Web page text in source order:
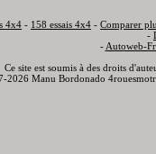
4x4 - 158 essais 4x4 - Comparer
-
- Autoweb-
Ce site est soumis à des droits
2026 Manu Bordonado